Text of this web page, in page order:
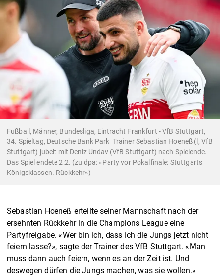
Fußball, Männer, Bundesliga, Eintracht Frankfurt - VfB Stuttgart,
34. Spieltag, Deutsche Bank Park. Trainer Sebastian Hoeneß (l, VfB
Stuttgart) jubelt mit Deniz Undav (VfB Stuttgart) nach Spielende.
Das Spiel endete 2:2. (zu dpa: «Party vor Pokalfinale: Stuttgarts
Königsklassen.-Rückkehr»)
Sebastian Hoeneß erteilte seiner Mannschaft nach der
ersehnten Rückkehr in die Champions League eine
Partyfreigabe. «Wer bin ich, dass ich die Jungs jetzt nicht
feiern lasse?», sagte der Trainer des VfB Stuttgart. «Man
muss dann auch feiern, wenn es an der Zeit ist. Und
deswegen dürfen die Jungs machen, was sie wollen.»